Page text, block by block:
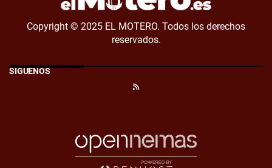
Copyright © 2025 EL MOTERO. Todos los derechos
reservados.
SÍGUENOS